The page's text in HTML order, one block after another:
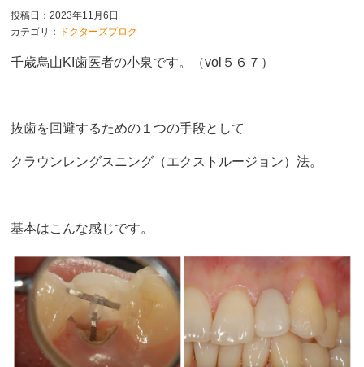
投稿日：2023年11月6日
カテゴリ：
ドクターズブログ
千歳烏山KI歯医者の小泉です。（vol５６７ ）
抜歯を回避するための１つの手段として
クラウンレングスニング（エクストルージョン）法。
基本はこんな感じです。